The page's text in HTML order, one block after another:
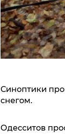
Синоптики
снегом.
Одесситов